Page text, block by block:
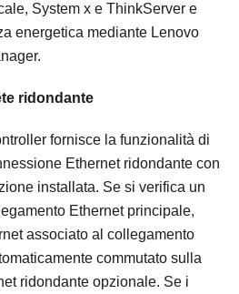
System x e ThinkServer e
energetica mediante Lenovo
ridondante
fornisce la funzionalità di
Ethernet ridondante con
installata. Se si verifica un
Ethernet principale,
associato al collegamento
commutato sulla
ridondante opzionale. Se i